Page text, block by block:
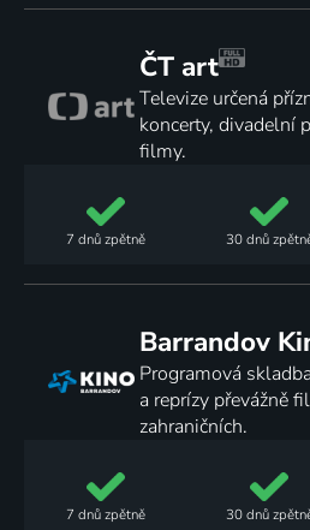
ČT art
Televize určená
koncerty, divadelní
filmy.
7 dnůzpětně 30 dnů
Barrandov
Programová
a reprízy převážně
zahraničních.
7 dnůzpětně 30 dnů